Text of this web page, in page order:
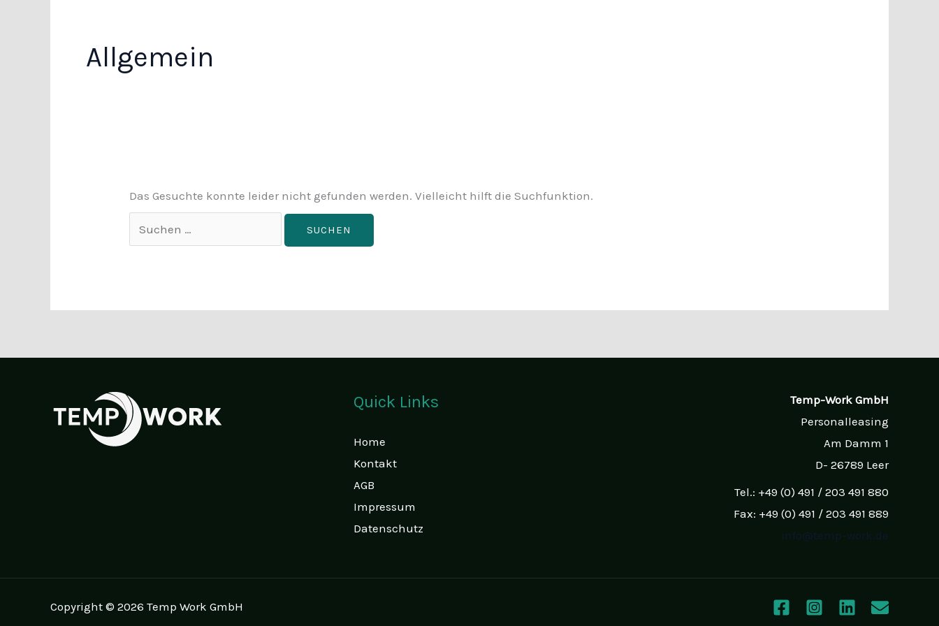
Allgemein
Das Gesuchte konnte leider nicht gefunden werden. Vielleicht hilft die Suchfunktion.
Suchen
nach:
Quick Links
Home
Kontakt
AGB
Impressum
Datenschutz
Temp-Work GmbH
Personalleasing
Am Damm 1
D- 26789 Leer
Tel.: +49 (0) 491 / 203 491 880
Fax: +49 (0) 491 / 203 491 889
info@temp-work.de
Copyright © 2026 Temp Work GmbH